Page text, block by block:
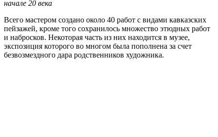
начале 20 века
Всего мастером создано около 40 работ с видами кавказских
пейзажей, кроме того сохранилось множество этюдных работ
и набросков. Некоторая часть из них находится в музее,
экспозиция которого во многом была пополнена за счет
безвозмездного дара родственников художника.